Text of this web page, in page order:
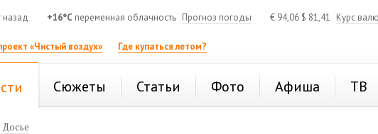
назад +16°C переменная облачность Прогноз погоды € 94,06 $ 81,41 Курс
«Чистый воздух» Где купаться летом?
Сюжеты Статьи Фото Афиша ТВ
Досье